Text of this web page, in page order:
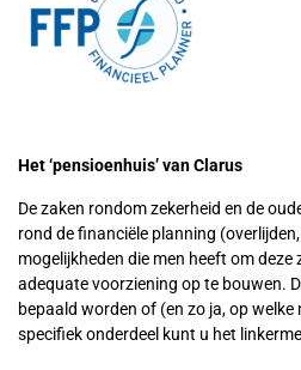
Het ‘pensioenhuis’ van Clarus
De zaken rondom zekerheid en de
rond de financiële planning
mogelijkheden die men heeft om
adequate voorziening op te bouwen.
bepaald worden of (en zo ja, op
specifiek onderdeel kunt u het